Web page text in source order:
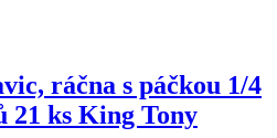
ráčna s páčkou 1/4
21 ks King Tony